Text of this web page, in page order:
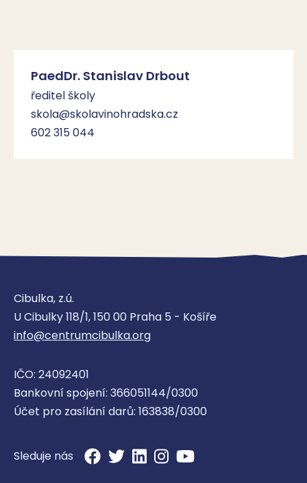
PaedDr. Stanislav Drbout
ředitel školy
skola@skolavinohradska.cz
602 315 044
Cibulka, z.ú.
U Cibulky 118/1, 150 00 Praha 5 - Košíře
info@centrumcibulka.org
IČO: 24092401
Bankovní spojení: 366051144/0300
Účet pro zasílání darů: 163838/0300
Sleduje nás